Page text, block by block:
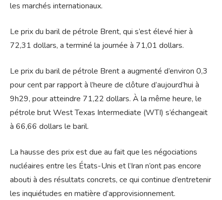
les marchés internationaux.
Le prix du baril de pétrole Brent, qui s’est élevé hier à
72,31 dollars, a terminé la journée à 71,01 dollars.
Le prix du baril de pétrole Brent a augmenté d’environ 0,3
pour cent par rapport à l’heure de clôture d’aujourd’hui à
9h29, pour atteindre 71,22 dollars. À la même heure, le
pétrole brut West Texas Intermediate (WTI) s’échangeait
à 66,66 dollars le baril.
La hausse des prix est due au fait que les négociations
nucléaires entre les États-Unis et l’Iran n’ont pas encore
abouti à des résultats concrets, ce qui continue d’entretenir
les inquiétudes en matière d’approvisionnement.